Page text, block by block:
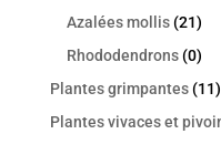
Azalées mollis (21)
Rhododendrons (0)
Plantes grimpantes (11)
Plantes vivaces et